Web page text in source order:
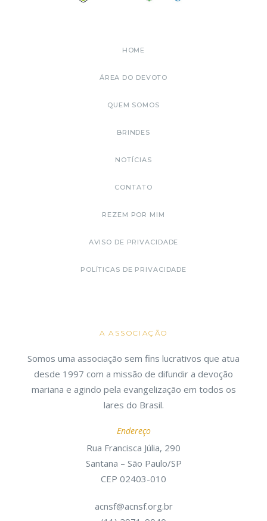
HOME
ÁREA DO DEVOTO
QUEM SOMOS
BRINDES
NOTÍCIAS
CONTATO
REZEM POR MIM
AVISO DE PRIVACIDADE
POLÍTICAS DE PRIVACIDADE
A ASSOCIAÇÃO
Somos uma associação sem fins lucrativos que atua
desde 1997 com a missão de difundir a devoção
mariana e agindo pela evangelização em todos os
lares do Brasil.
Endereço
Rua Francisca Júlia, 290
Santana – São Paulo/SP
CEP 02403-010
acnsf@acnsf.org.br